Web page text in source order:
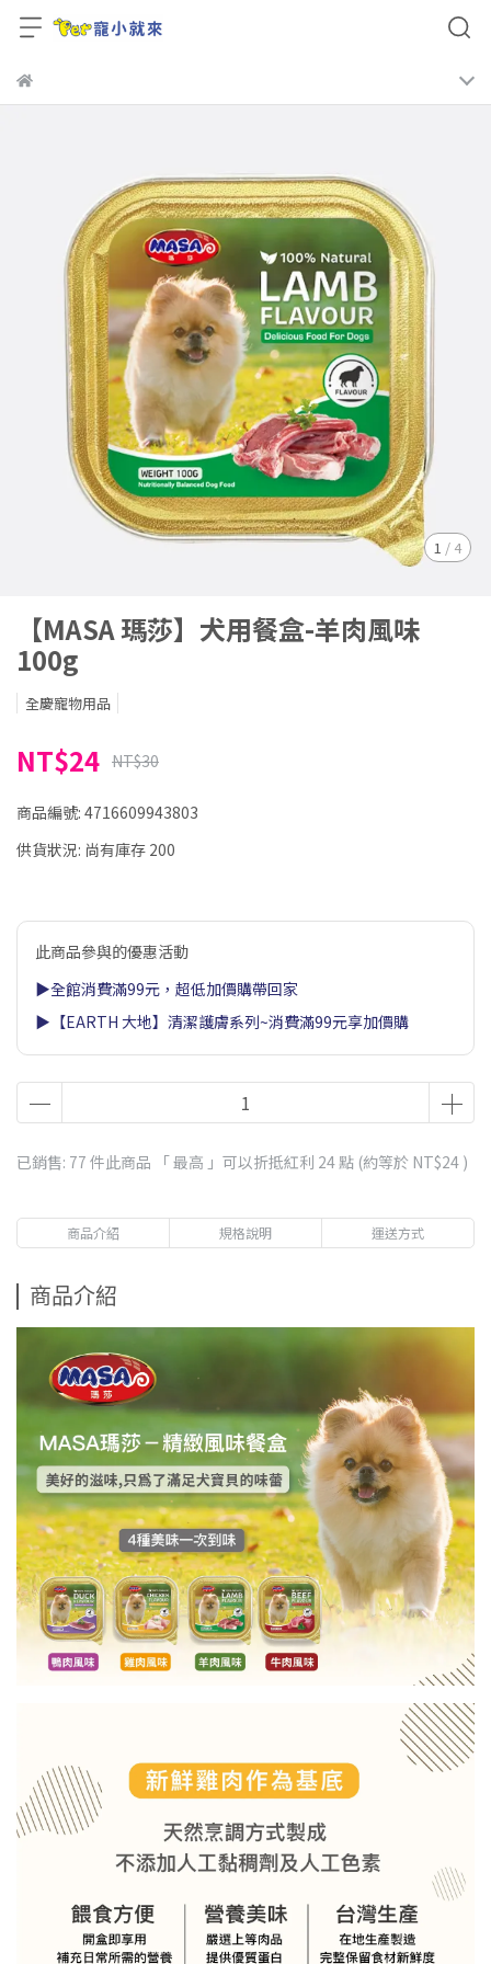
1 / 4
【MASA 瑪莎】犬用餐盒-羊肉風味
100g
全慶寵物用品
NT$24 NT$30
商品編號: 4716609943803
供貨狀況: 尚有庫存 200
此商品參與的優惠活動
▶全館消費滿99元，超低加價購帶回家
▶【EARTH 大地】清潔護膚系列~消費滿99元享加價購
已銷售: 77 件此商品 「 最高 」可以折抵紅利 24點 (約等於 NT$24 )
商品介紹 規格說明 運送方式
商品介紹